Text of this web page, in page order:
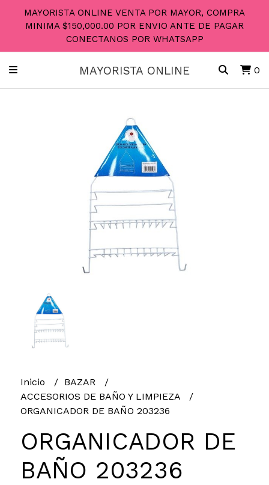
MAYORISTA ONLINE VENTA POR MAYOR, COMPRA
MINIMA $150,000.00 POR ENVIO ANTE DE PAGAR
CONECTANOS POR WHATSAPP
MAYORISTA ONLINE 0
Inicio
BAZAR
ACCESORIOS DE BAÑO Y LIMPIEZA
ORGANICADOR DE BAÑO 203236
ORGANICADOR DE
BAÑO 203236